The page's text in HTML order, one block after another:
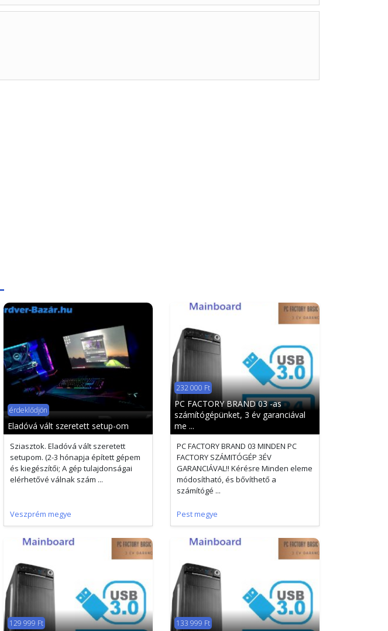
érdeklődjön
Eladóvá vált szeretett setup-om
Sziasztok. Eladóvá vált szeretett
setupom. (2-3 hónapja épített gépem
és kiegészítői; A gép tulajdonságai
elérhetővé válnak szám ...
Veszprém megye
232 000 Ft
PC FACTORY BRAND 03 -as
számítógépünket, 3 év garanciával
me ...
PC FACTORY BRAND 03 MINDEN PC
FACTORY SZÁMITÓGÉP 3ÉV
GARANCIÁVAL!! Kérésre Minden eleme
módosítható, és bővíthető a
számítógé ...
Pest megye
129 999 Ft 133 999 Ft